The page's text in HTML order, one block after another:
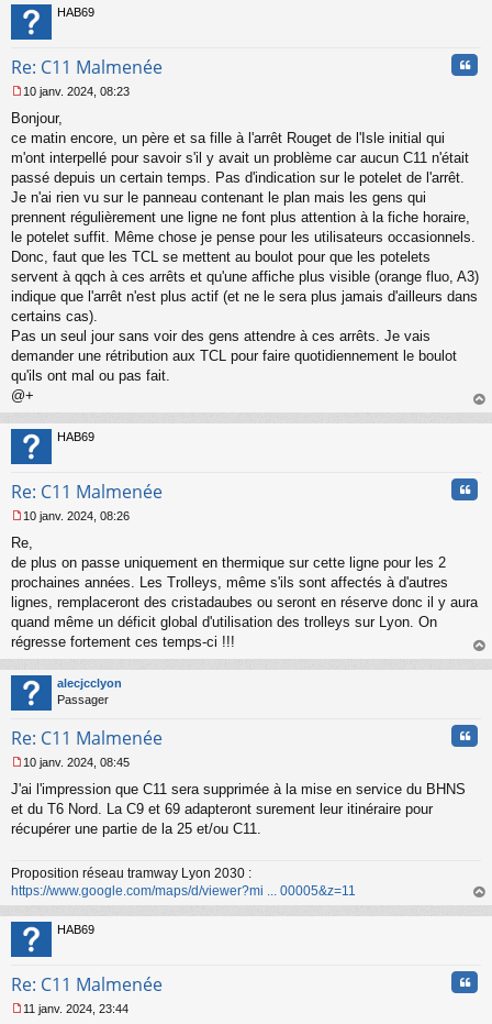
HAB69
Re: C11 Malmenée
e
s
s
g
e
n
o
n
u
10 janv. 2024, 08:23
Bonjour,
ce matin encore, un père et sa fille à l'arrêt Rouget de l'Isle initial qui
m'ont interpellé pour savoir s'il y avait un problème car aucun C11 n'était
passé depuis un certain temps. Pas d'indication sur le potelet de l'arrêt.
Je n'ai rien vu sur le panneau contenant le plan mais les gens qui
prennent régulièrement une ligne ne font plus attention à la fiche horaire,
le potelet suffit. Même chose je pense pour les utilisateurs occasionnels.
Donc, faut que les TCL se mettent au boulot pour que les potelets
servent à qqch à ces arrêts et qu'une affiche plus visible (orange fluo, A3)
indique que l'arrêt n'est plus actif (et ne le sera plus jamais d'ailleurs dans
certains cas).
Pas un seul jour sans voir des gens attendre à ces arrêts. Je vais
demander une rétribution aux TCL pour faire quotidiennement le boulot
qu'ils ont mal ou pas fait.
@+
au
HAB69
Re: C11 Malmenée
e
s
s
g
e
n
o
n
l
u
10 janv. 2024, 08:26
Re,
de plus on passe uniquement en thermique sur cette ligne pour les 2
prochaines années. Les Trolleys, même s'ils sont affectés à d'autres
lignes, remplaceront des cristadaubes ou seront en réserve donc il y aura
quand même un déficit global d'utilisation des trolleys sur Lyon. On
régresse fortement ces temps-ci !!!
au
alecjcclyon
Passager
Re: C11 Malmenée
e
s
s
e
n
o
n
l
u
10 janv. 2024, 08:45
J'ai l'impression que C11 sera supprimée à la mise en service du BHNS
et du T6 Nord. La C9 et 69 adapteront surement leur itinéraire pour
récupérer une partie de la 25 et/ou C11.
Proposition réseau tramway Lyon 2030 :
https://www.google.com/maps/d/viewer?mi ... 00005&z=11
au
HAB69
Re: C11 Malmenée
11 janv. 2024, 23:44